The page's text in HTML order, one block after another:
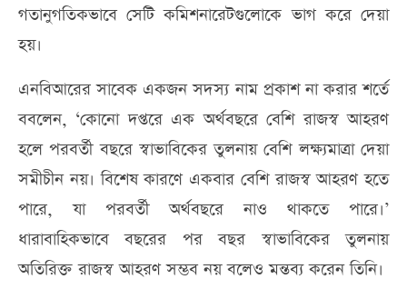
গতানুগতিকভাবে সেটি কমিশনারেটগুলোকে ভাগ করে দেয়া
হয়।
এনবিআরের সাবেক একজন সদস্য নাম প্রকাশ না করার শর্তে
ববলেন, ‘কোনো দপ্তরে এক অর্থবছরে বেশি রাজস্ব আহরণ
হলে পরবর্তী বছরে স্বাভাবিকের তুলনায় বেশি লক্ষ্যমাত্রা দেয়া
সমীচীন নয়। বিশেষ কারণে একবার বেশি রাজস্ব আহরণ হতে
পারে, যা পরবর্তী অর্থবছরে নাও থাকতে পারে।’
ধারাবাহিকভাবে বছরের পর বছর স্বাভাবিকের তুলনায়
অতিরিক্ত রাজস্ব আহরণ সম্ভব নয় বলেও মন্তব্য করেন তিনি।